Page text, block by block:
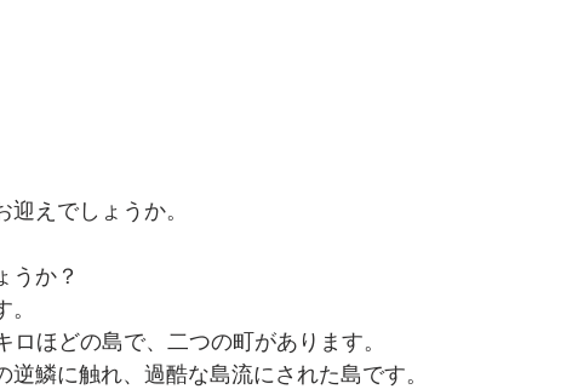
えでしょうか。
うか？
ほどの島で、二つの町があります。
鱗に触れ、過酷な島流にされた島です。